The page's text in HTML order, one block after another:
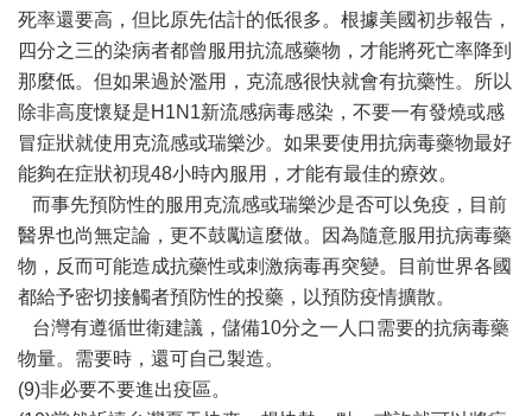
死率還要高，但比原先估計的低很多。根據美國初步報告，
四分之三的染病者都曾服用抗流感藥物，才能將死亡率降到
那麼低。但如果過於濫用，克流感很快就會有抗藥性。所以
除非高度懷疑是H1N1新流感病毒感染，不要一有發燒或感
冒症狀就使用克流感或瑞樂沙。如果要使用抗病毒藥物最好
能夠在症狀初現48小時內服用，才能有最佳的療效。
而事先預防性的服用克流感或瑞樂沙是否可以免疫，目前
醫界也尚無定論，更不鼓勵這麼做。因為隨意服用抗病毒藥
物，反而可能造成抗藥性或刺激病毒再突變。目前世界各國
都給予密切接觸者預防性的投藥，以預防疫情擴散。
台灣有遵循世衛建議，儲備10分之一人口需要的抗病毒藥
物量。需要時，還可自己製造。
(9)非必要不要進出疫區。